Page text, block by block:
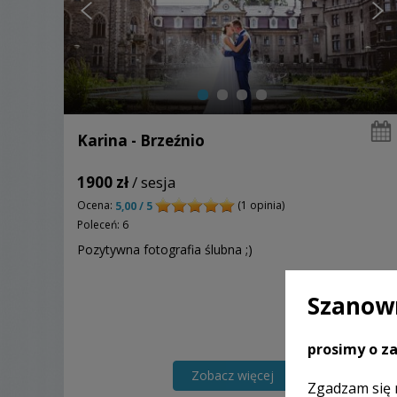
Karina - Brzeźnio
1900 zł/ sesja
Ocena: 5,00 / 5
(1 opinia)
Poleceń: 6
Pozytywna fotografia ślubna ;)
Zobacz więcej
prosimy o
Zgadzam